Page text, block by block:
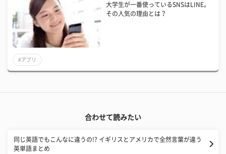
大学生が一番使っているSNSはLINE。
その人気の理由とは？
#アプリ
合わせて読みたい
同じ英語でもこんなに違うの!? イギリスとアメリカで全然言葉が違う
英単語まとめ